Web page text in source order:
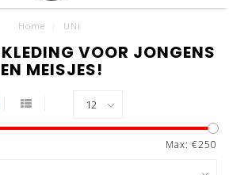
Home UNI
VOOR JONGENS
EN MEISJES!
Max: €250